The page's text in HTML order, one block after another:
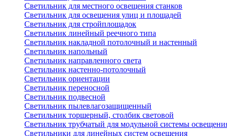
Светильник для местного освещения станков
Светильник для освещения улиц и площадей
Светильник для стройплощадок
Светильник линейный реечного типа
Светильник накладной потолочный и настенный
Светильник напольный
Светильник направленного света
Светильник настенно-потолочный
Светильник ориентации
Светильник переносной
Светильник подвесной
Светильник пылевлагозащищенный
Светильник торшерный, столбик световой
Светильник трубчатый для модульной системы
Светильники для линейных систем освещения